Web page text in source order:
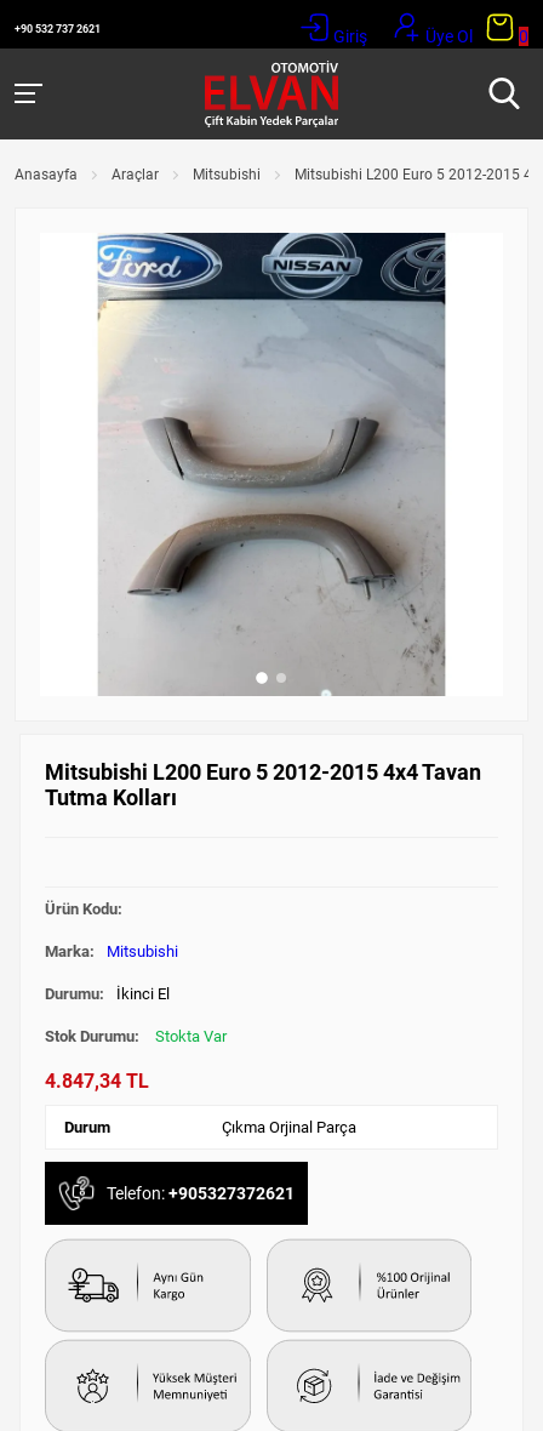
+90 532 737 2621 Giriş Üye Ol 0
Anasayfa Araçlar Mitsubishi Mitsubishi L200 Euro 5 2012-2015
Mitsubishi L200 Euro 5 2012-2015 4x4 Tavan
Tutma Kolları
Ürün Kodu:
Marka: Mitsubishi
Durumu: İkinci El
Stok Durumu: Stokta Var
4.847,34 TL
Durum Çıkma Orjinal Parça
Telefon:+905327372621